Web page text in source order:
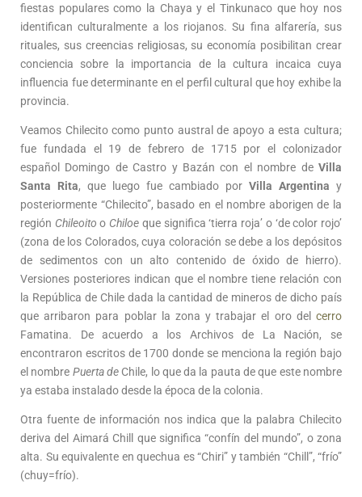
fiestas populares como la Chaya y el Tinkunaco que hoy nos
identifican culturalmente a los riojanos. Su fina alfarería, sus
rituales, sus creencias religiosas, su economía posibilitan crear
conciencia sobre la importancia de la cultura incaica cuya
influencia fue determinante en el perfil cultural que hoy exhibe la
provincia.
Veamos Chilecito como punto austral de apoyo a esta cultura;
fue fundada el 19 de febrero de 1715 por el colonizador
español Domingo de Castro y Bazán con el nombre de Villa
Santa Rita, que luego fue cambiado por Villa Argentina y
posteriormente “Chilecito”, basado en el nombre aborigen de la
región Chileoito o Chiloe que significa ‘tierra roja’ o ‘de color rojo’
(zona de los Colorados, cuya coloración se debe a los depósitos
de sedimentos con un alto contenido de óxido de hierro).
Versiones posteriores indican que el nombre tiene relación con
la República de Chile dada la cantidad de mineros de dicho país
que arribaron para poblar la zona y trabajar el oro del cerro
Famatina. De acuerdo a los Archivos de La Nación, se
encontraron escritos de 1700 donde se menciona la región bajo
el nombre Puerta de Chile, lo que da la pauta de que este nombre
ya estaba instalado desde la época de la colonia.
Otra fuente de información nos indica que la palabra Chilecito
deriva del Aimará Chill que significa “confín del mundo”, o zona
alta. Su equivalente en quechua es “Chiri” y también “Chill”, “frío”
(chuy=frío).